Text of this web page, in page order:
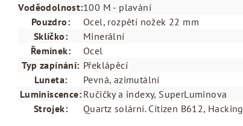
Voděodolnost:100 M - plavání
Pouzdro:
Ocel, rozpětí nožek 22 mm
Sklíčko:
Minerální
Řemínek:
Ocel
Typ zapínání: Překlápěcí
Luneta:
Pevná, azimutální
Luminiscence: Ručičky a indexy, SuperLuminova
Strojek: Quartz solární. Citizen B612, Hacking